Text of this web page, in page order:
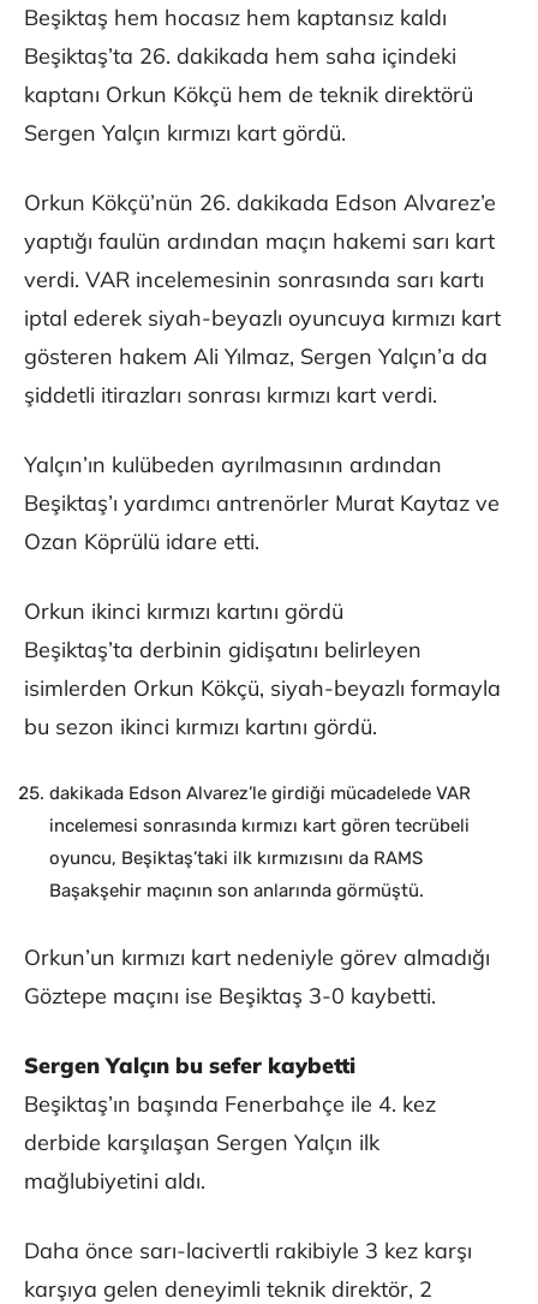
Beşiktaş hem hocasız hem kaptansız kaldı
Beşiktaş’ta 26. dakikada hem saha içindeki
kaptanı Orkun Kökçü hem de teknik direktörü
Sergen Yalçın kırmızı kart gördü.
Orkun Kökçü’nün 26. dakikada Edson Alvarez’e
yaptığı faulün ardından maçın hakemi sarı kart
verdi. VAR incelemesinin sonrasında sarı kartı
iptal ederek siyah-beyazlı oyuncuya kırmızı kart
gösteren hakem Ali Yılmaz, Sergen Yalçın’a da
şiddetli itirazları sonrası kırmızı kart verdi.
Yalçın’ın kulübeden ayrılmasının ardından
Beşiktaş’ı yardımcı antrenörler Murat Kaytaz ve
Ozan Köprülü idare etti.
Orkun ikinci kırmızı kartını gördü
Beşiktaş’ta derbinin gidişatını belirleyen
isimlerden Orkun Kökçü, siyah-beyazlı formayla
bu sezon ikinci kırmızı kartını gördü.
dakikada Edson Alvarez’le girdiği mücadelede VAR
incelemesi sonrasında kırmızı kart gören tecrübeli
oyuncu, Beşiktaş’taki ilk kırmızısını da RAMS
Başakşehir maçının son anlarında görmüştü.
Orkun’un kırmızı kart nedeniyle görev almadığı
Göztepe maçını ise Beşiktaş 3-0 kaybetti.
Sergen Yalçın bu sefer kaybetti
Beşiktaş’ın başında Fenerbahçe ile 4. kez
derbide karşılaşan Sergen Yalçın ilk
mağlubiyetini aldı.
Daha önce sarı-lacivertli rakibiyle 3 kez karşı
karşıya gelen deneyimli teknik direktör, 2